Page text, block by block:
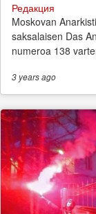
Редакция
Moskovan
saksalaisen Das
numeroa 138
3 yearsago